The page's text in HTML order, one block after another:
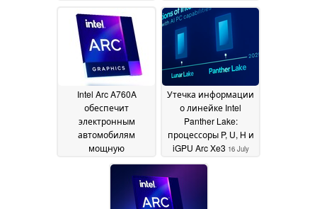
2024
13 August 2024
Intel Arc A760A
обеспечит
электронным
автомобилям
мощную
10 August
Утечка информации
о линейке Intel
Panther Lake:
процессоры P, U, H и
iGPU Arc Xe3 16 July
2024